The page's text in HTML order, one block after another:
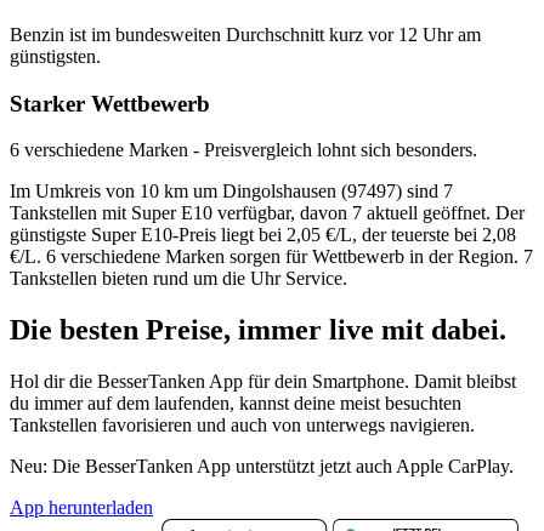
Benzin ist im bundesweiten Durchschnitt kurz vor 12 Uhr am
günstigsten.
Starker Wettbewerb
6 verschiedene Marken - Preisvergleich lohnt sich besonders.
Im Umkreis von 10 km um Dingolshausen (97497) sind 7
Tankstellen mit Super E10 verfügbar, davon 7 aktuell geöffnet. Der
günstigste Super E10-Preis liegt bei 2,05 €/L, der teuerste bei 2,08
€/L. 6 verschiedene Marken sorgen für Wettbewerb in der Region. 7
Tankstellen bieten rund um die Uhr Service.
Die besten Preise, immer live mit dabei.
Hol dir die BesserTanken App für dein Smartphone. Damit bleibst
du immer auf dem laufenden, kannst deine meist besuchten
Tankstellen favorisieren und auch von unterwegs navigieren.
Neu: Die BesserTanken App unterstützt jetzt auch Apple CarPlay.
App herunterladen